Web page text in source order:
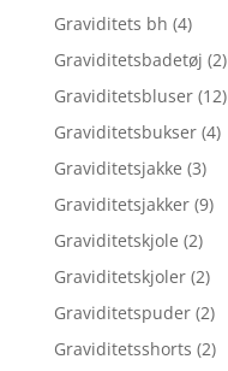
Graviditets bh (4)
Graviditetsbadetøj (2)
Graviditetsbluser (12)
Graviditetsbukser (4)
Graviditetsjakke (3)
Graviditetsjakker (9)
Graviditetskjole (2)
Graviditetskjoler (2)
Graviditetspuder (2)
Graviditetsshorts (2)